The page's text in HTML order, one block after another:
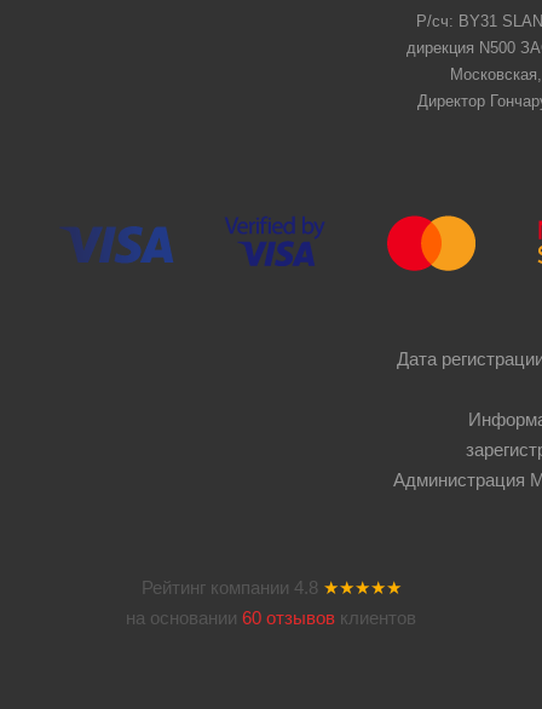
Р/сч: BY31
дирекция N500
Директор
Дата
Администрация
Рейтинг компании 4.8 ★★★★★
на основании 60 отзывов клиентов